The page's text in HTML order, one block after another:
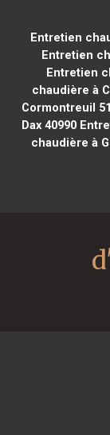
Entretien
Entretien
Entretien
chaudière à
Cormontreuil
Dax 40990
chaudière à